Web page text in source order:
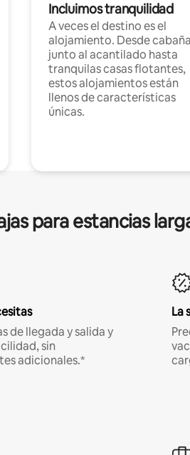
Incluimos tranquilidad
A veces el destino es el
alojamiento. Desde
junto al acantilado hasta
tranquilas casas flotantes,
estos alojamientos están
llenos de características
únicas.
para estancias
de llegada y salida y
sin
adicionales.*
La